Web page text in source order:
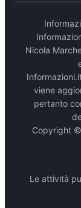
Nicola
viene
pertanto
Copyright
Le attività